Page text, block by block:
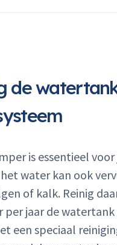
de
is essentieel
water kan ook
of kalk. Reinig
per jaar de
een speciaal